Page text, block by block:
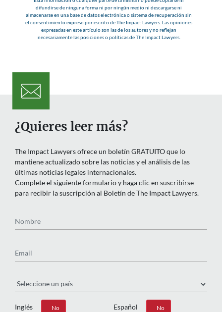
difundirse de ninguna forma ni por ningún medio ni descargarse ni
almacenarse en una base de datos electrónica o sistema de recuperación sin
el consentimiento expreso por escrito de The Impact Lawyers. Las opiniones
expresadas en este artículo son las de los autores y no reflejan
necesariamente las posiciones o políticas de The Impact Lawyers.
¿Quieres leer más?
The Impact Lawyers ofrece un boletín GRATUITO que lo
mantiene actualizado sobre las noticias y el análisis de las
últimas noticias legales internacionales.
Complete el siguiente formulario y haga clic en suscribirse
para recibir la suscripción al Boletín de The Impact Lawyers.
Inglés
Sí No Español
Sí No